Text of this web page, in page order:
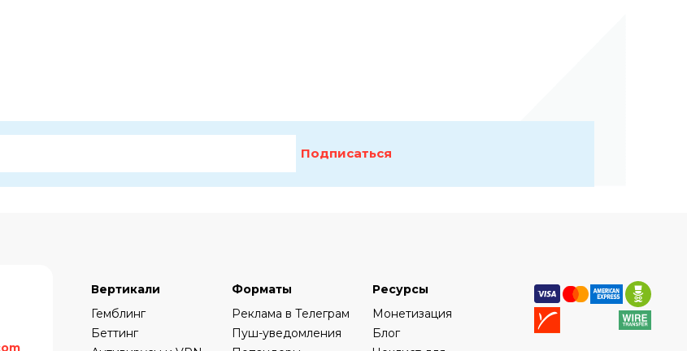
Подписаться
Вертикали
Гемблинг
Беттинг
Форматы
Реклама в Телеграм
Пуш-уведомления
Ресурсы
Монетизация
Блог